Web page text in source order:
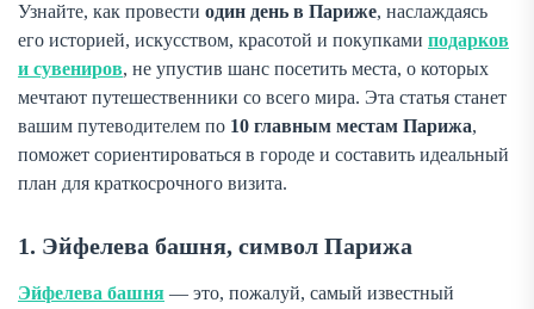
Узнайте, как провести один день в Париже, наслаждаясь
его историей, искусством, красотой и покупками подарков
и сувениров, не упустив шанс посетить места, о которых
мечтают путешественники со всего мира. Эта статья станет
вашим путеводителем по 10 главным местам Парижа,
поможет сориентироваться в городе и составить идеальный
план для краткосрочного визита.
1. Эйфелева башня, символ Парижа
Эйфелева башня — это, пожалуй, самый известный